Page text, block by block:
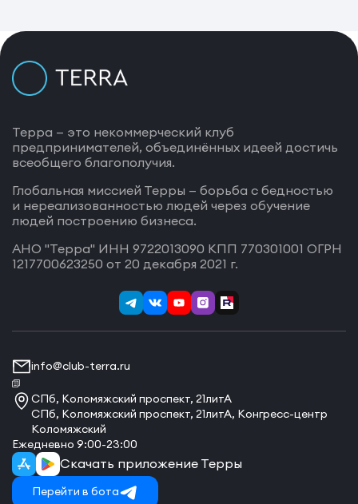
Терра — это некоммерческий клуб
предпринимателей, объединённых идеей достичь
всеобщего благополучия.
Глобальная миссией Терры — борьба с бедностью
и нереализованностью людей через обучение
людей построению бизнеса.
АНО "Терра" ИНН 9722013090 КПП 770301001 ОГРН
1217700623250 от 20 декабря 2021 г.
info@club-terra.ru
СПб, Коломяжский проспект, 21литА
СПб, Коломяжский проспект, 21литА, Конгресс-центр
Коломяжский
Ежедневно 9:00-23:00
Скачать приложение Терры
Перейти в бота